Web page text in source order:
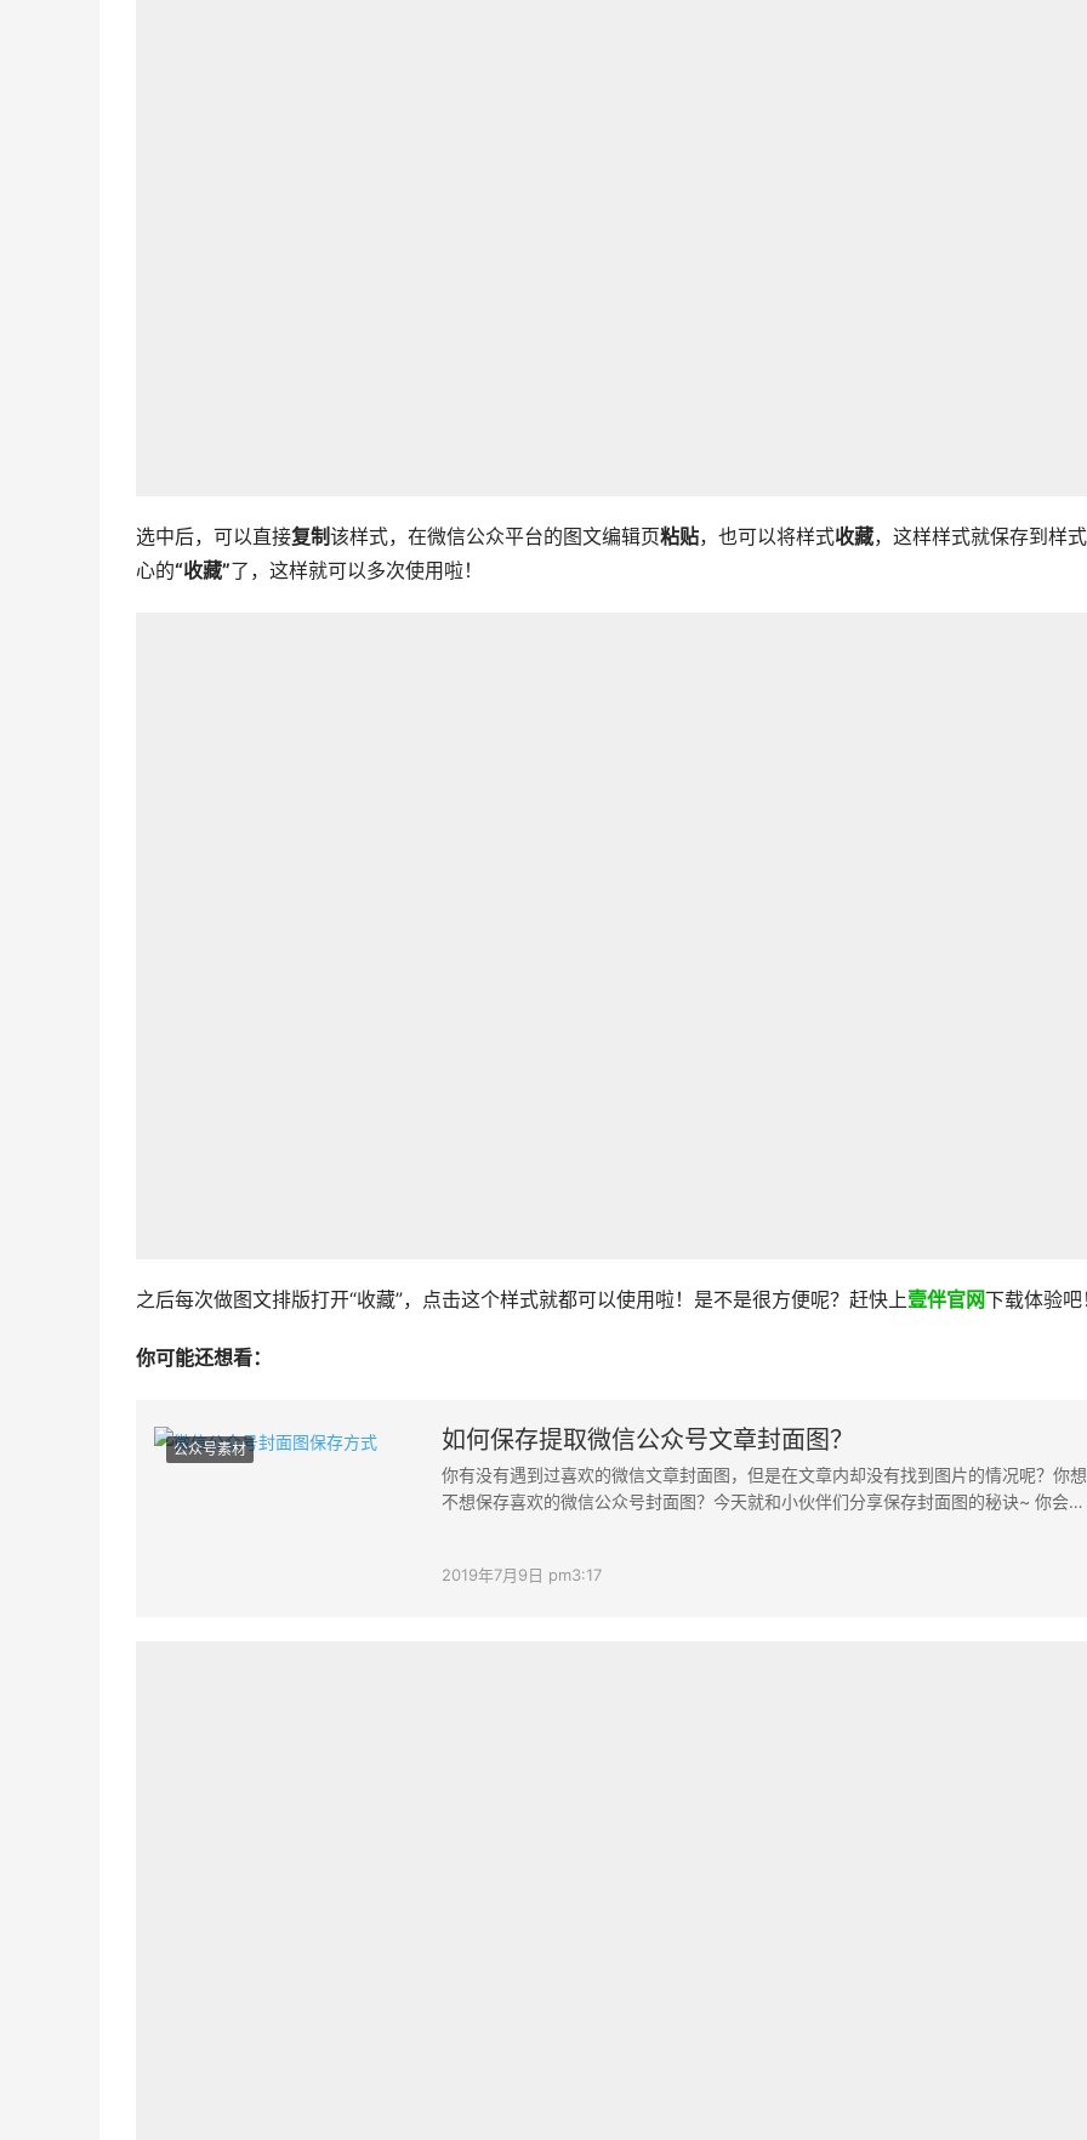
选中后，可以直接复制该样式，在微信公众平台的图文编辑页粘贴，也可以将样式收藏，这样样式就保存到样
心的“收藏”了，这样就可以多次使用啦！
之后每次做图文排版打开“收藏”，点击这个样式就都可以使用啦！是不是很方便呢？赶快上壹伴官网下载体验吧
你可能还想看：